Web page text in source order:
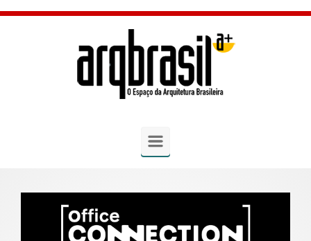
Skip to main content